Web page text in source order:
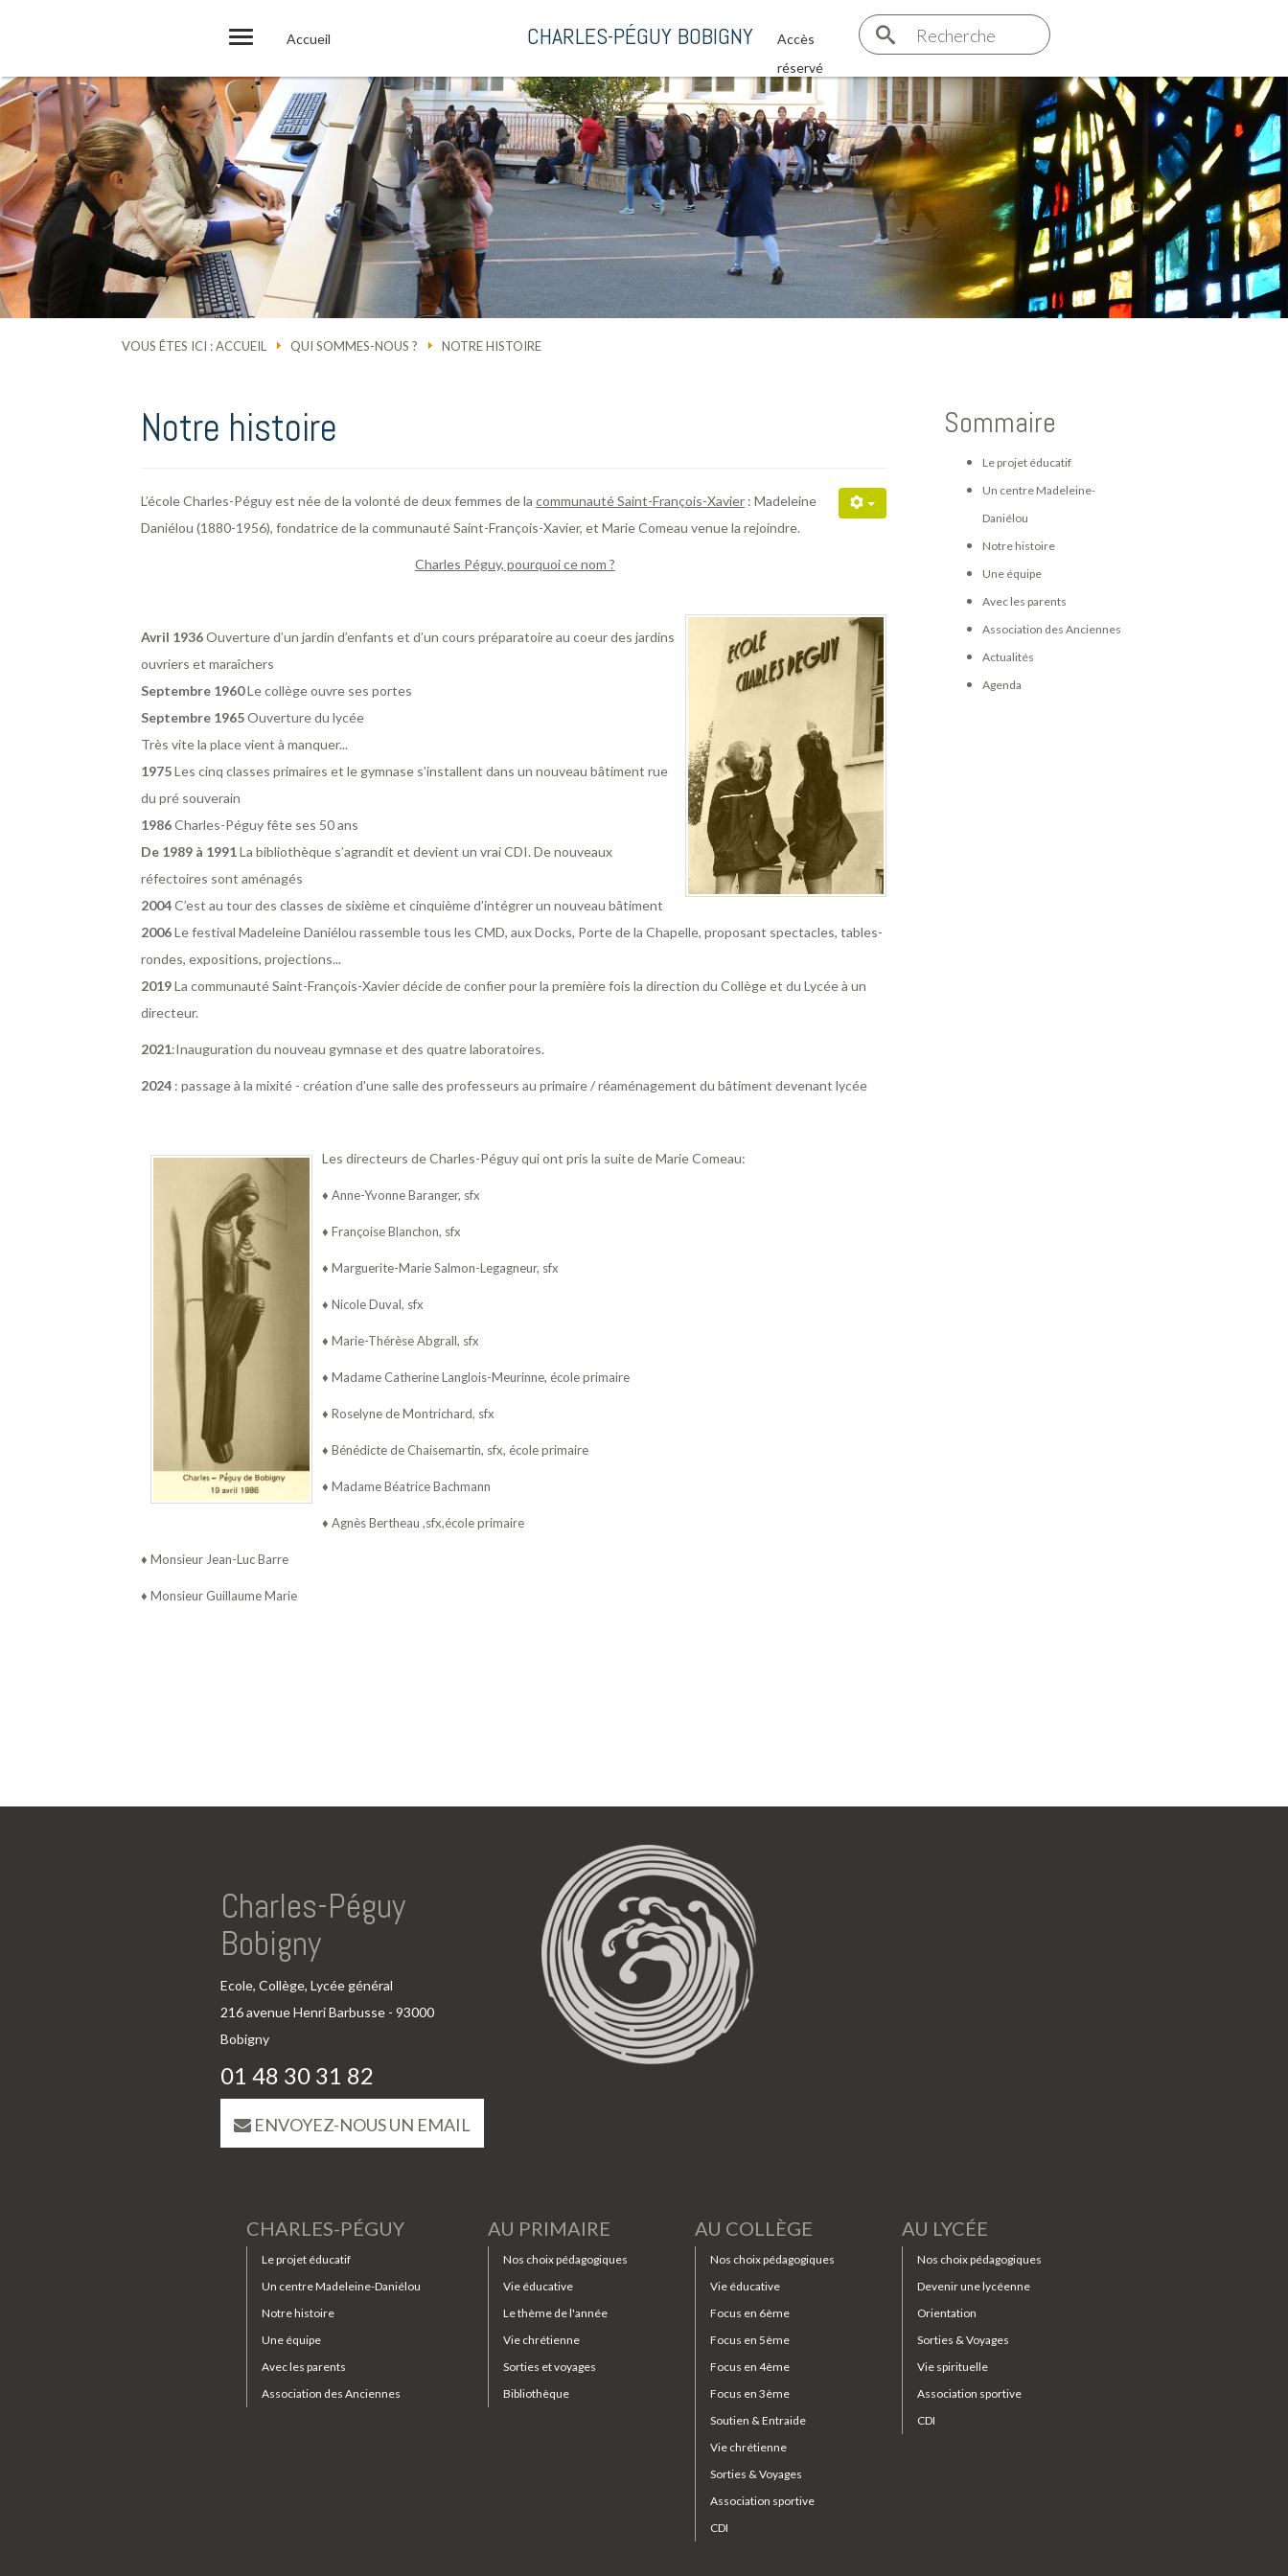
Accueil CHARLES-PÉGUY BOBIGNY
Accès
réservé
Recherche
VOUS ÊTES ICI :ACCUEIL QUI SOMMES-NOUS ? NOTRE HISTOIRE
Notre histoire
L’école Charles-Péguy est née de la volonté de deux femmes de la communauté Saint-François-Xavier : Madeleine
Daniélou (1880-1956), fondatrice de la communauté Saint-François-Xavier, et Marie Comeau venue la rejoindre.
Charles Péguy, pourquoi ce nom ?
Avril 1936Ouverture d’un jardin d’enfants et d’un cours préparatoire au coeur des jardins
ouvriers et maraîchers
Septembre 1960Le collège ouvre ses portes
Septembre 1965Ouverture du lycée
Très vite la place vient à manquer...
1975Les cinq classes primaires et le gymnase s’installent dans un nouveau bâtiment rue
du pré souverain
1986Charles-Péguy fête ses 50 ans
De 1989 à 1991La bibliothèque s’agrandit et devient un vrai CDI. De nouveaux
réfectoires sont aménagés
2004C’est au tour des classes de sixième et cinquième d’intégrer un nouveau bâtiment
2006Le festival Madeleine Daniélou rassemble tous les CMD, aux Docks, Porte de la Chapelle, proposant spectacles, tables-
rondes, expositions, projections...
2019La communauté Saint-François-Xavier décide de confier pour la première fois la direction du Collège et du Lycée à un
directeur.
2021:Inauguration du nouveau gymnase et des quatre laboratoires.
2024 : passage à la mixité - création d'une salle des professeurs au primaire / réaménagement du bâtiment devenant lycée
Les directeurs de Charles-Péguy qui ont pris la suite de Marie Comeau:
♦ Anne-Yvonne Baranger, sfx
♦ Françoise Blanchon, sfx
♦ Marguerite-Marie Salmon-Legagneur, sfx
♦ Nicole Duval, sfx
♦ Marie-Thérèse Abgrall, sfx
♦ Madame Catherine Langlois-Meurinne, école primaire
♦ Roselyne de Montrichard, sfx
♦ Bénédicte de Chaisemartin, sfx, école primaire
♦ Madame Béatrice Bachmann
♦ Agnès Bertheau ,sfx,école primaire
♦ Monsieur Jean-Luc Barre
♦ Monsieur Guillaume Marie
Sommaire
Le projet éducatif
Un centre Madeleine-
Daniélou
Notre histoire
Une équipe
Avec les parents
Association des Anciennes
Actualités
Agenda
Charles-Péguy
Bobigny
Ecole, Collège, Lycée général
216 avenue Henri Barbusse - 93000
Bobigny
01 48 30 31 82
ENVOYEZ-NOUS UN EMAIL
CHARLES-PÉGUY
Le projet éducatif
Un centre Madeleine-Daniélou
Notre histoire
Une équipe
Avec les parents
Association des Anciennes
AU PRIMAIRE
Nos choix pédagogiques
Vie éducative
Le thème de l'année
Vie chrétienne
Sorties et voyages
Bibliothèque
AU COLLÈGE
Nos choix pédagogiques
Vie éducative
Focus en 6ème
Focus en 5ème
Focus en 4ème
Focus en 3ème
Soutien & Entraide
Vie chrétienne
Sorties & Voyages
Association sportive
CDI
AU LYCÉE
Nos choix pédagogiques
Devenir une lycéenne
Orientation
Sorties & Voyages
Vie spirituelle
Association sportive
CDI